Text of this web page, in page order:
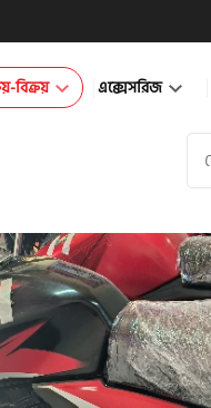
বিক্রয় এক্সেসরিজ